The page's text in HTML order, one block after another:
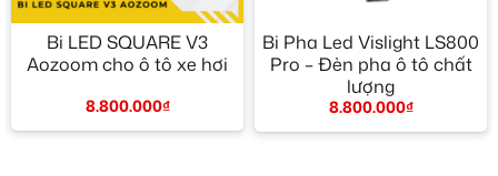
Bi LED SQUARE V3
Aozoom cho ô tô xe hơi
8.800.000₫
Bi Pha Led Vislight LS800
Pro – Đèn pha ô tô chất
lượng
8.800.000₫